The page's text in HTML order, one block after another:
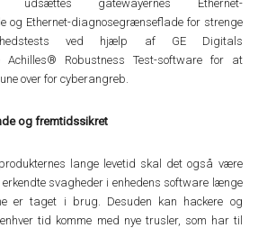
udsættes gatewayernes Ethernet-
og Ethernet-diagnosegrænseflade for strenge
ved hjælp af GE Digitals
Achilles® Robustness Test-software for at
over for cyberangreb.
og fremtidssikret
lange levetid skal det også være
svagheder i enhedens software længe
er taget i brug. Desuden kan hackere og
tid komme med nye trusler, som har til